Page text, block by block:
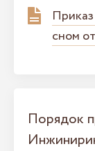
сном
Порядок